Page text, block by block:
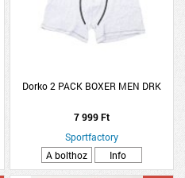
Dorko 2 PACK BOXER MEN DRK
7 999 Ft
Sportfactory
A bolthoz
Info